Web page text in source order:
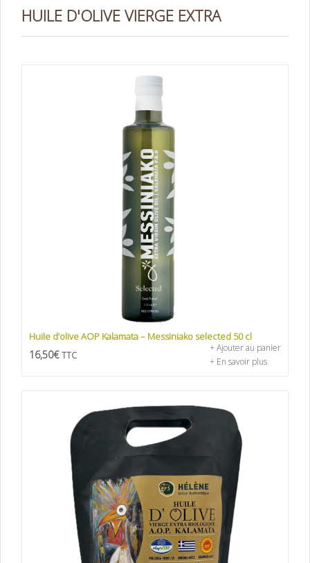
HUILE D'OLIVE VIERGE EXTRA
Huile d’olive AOP Kalamata – Messiniako selected 50 cl
16,50€ TTC
+ Ajouter au panier
+ En savoir plus